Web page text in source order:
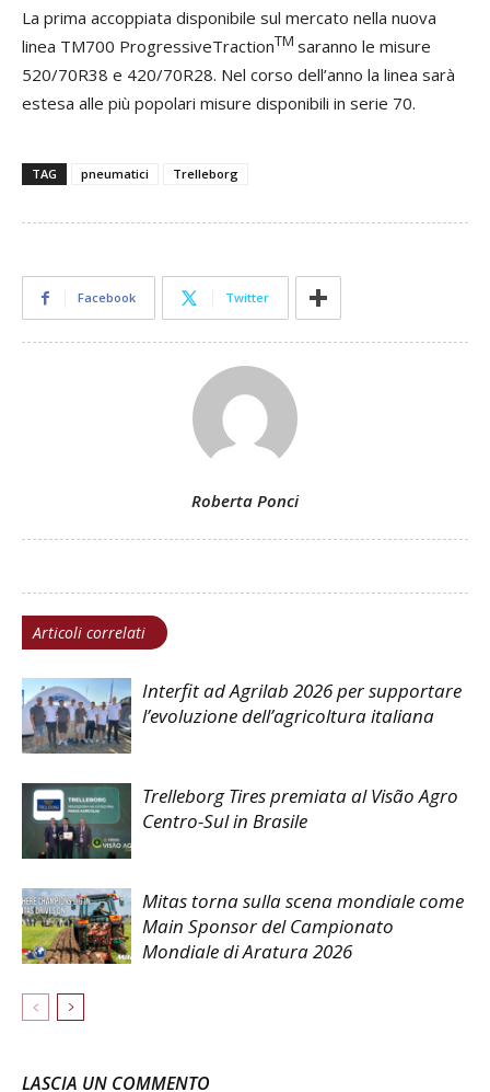
La prima accoppiata disponibile sul mercato nella nuova
linea TM700 ProgressiveTractionTM saranno le misure
520/70R38 e 420/70R28. Nel corso dell’anno la linea sarà
estesa alle più popolari misure disponibili in serie 70.
TAG pneumatici Trelleborg
Facebook Twitter
Roberta Ponci
Articoli correlati
Interfit ad Agrilab 2026 per supportare
l’evoluzione dell’agricoltura italiana
Trelleborg Tires premiata al Visão Agro
Centro-Sul in Brasile
Mitas torna sulla scena mondiale come
Main Sponsor del Campionato
Mondiale di Aratura 2026
LASCIA UN COMMENTO